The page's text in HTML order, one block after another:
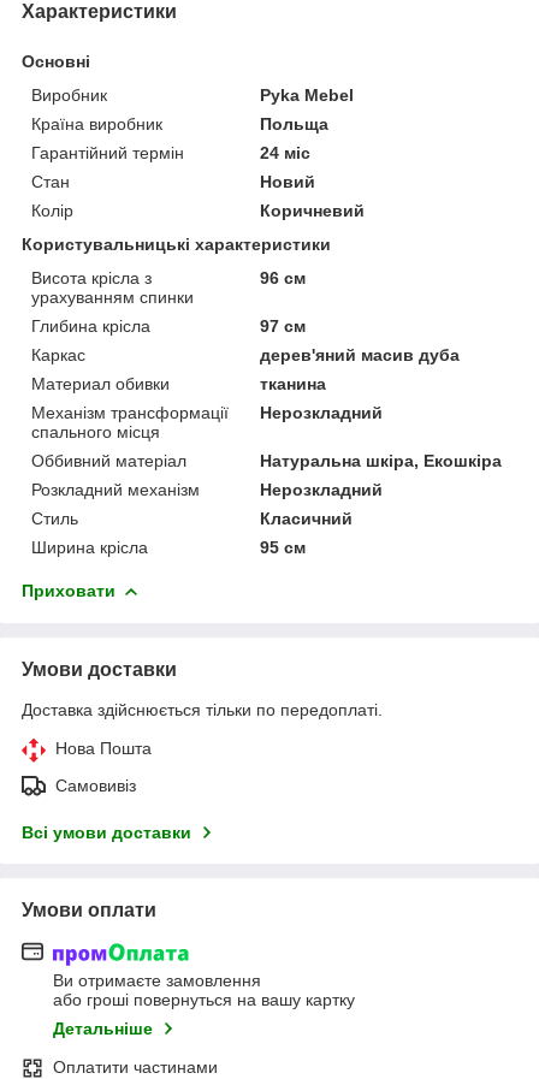
Характеристики
Основні
Виробник
Pyka Mebel
Країна виробник
Польща
Гарантійний термін
24 міс
Стан
Новий
Колір
Коричневий
Користувальницькі характеристики
Висота крісла з
урахуванням спинки
96 см
Глибина крісла
97 см
Каркас
дерев'яний масив дуба
Материал обивки
тканина
Механізм трансформації
спального місця
Нерозкладний
Оббивний матеріал
Натуральна шкіра, Екошкіра
Розкладний механізм
Нерозкладний
Стиль
Класичний
Ширина крісла
95 см
Приховати
Умови доставки
Доставка здійснюється тільки по передоплаті.
Нова Пошта
Самовивіз
Всі умови доставки
Умови оплати
Ви отримаєте замовлення
або гроші повернуться на вашу картку
Детальніше
Оплатити частинами